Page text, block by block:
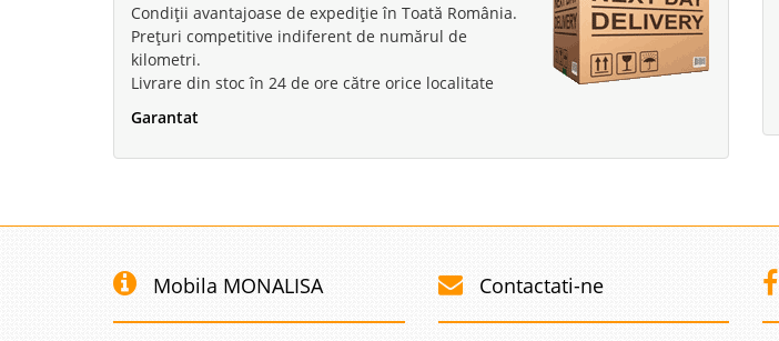
Condiții avantajoase de expediție în Toată România.
Prețuri competitive indiferent de numărul de
kilometri.
Livrare din stoc în 24 de ore către orice localitate
Garantat
Mobila MONALISA Contactati-ne